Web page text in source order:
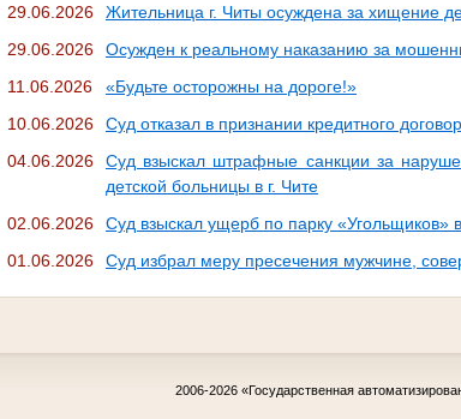
29.06.2026
Жительница г. Читы осуждена за хищение
29.06.2026
Осужден к реальному наказанию за
11.06.2026
«Будьте осторожны на дороге!»
10.06.2026
Суд отказал в признании кредитного
04.06.2026
Суд взыскал штрафные санкции за
детской больницы в г. Чите
02.06.2026
Суд взыскал ущерб по парку «Угольщиков»
01.06.2026
Суд избрал меру пресечения мужчине,
2006-2026 «Государственная